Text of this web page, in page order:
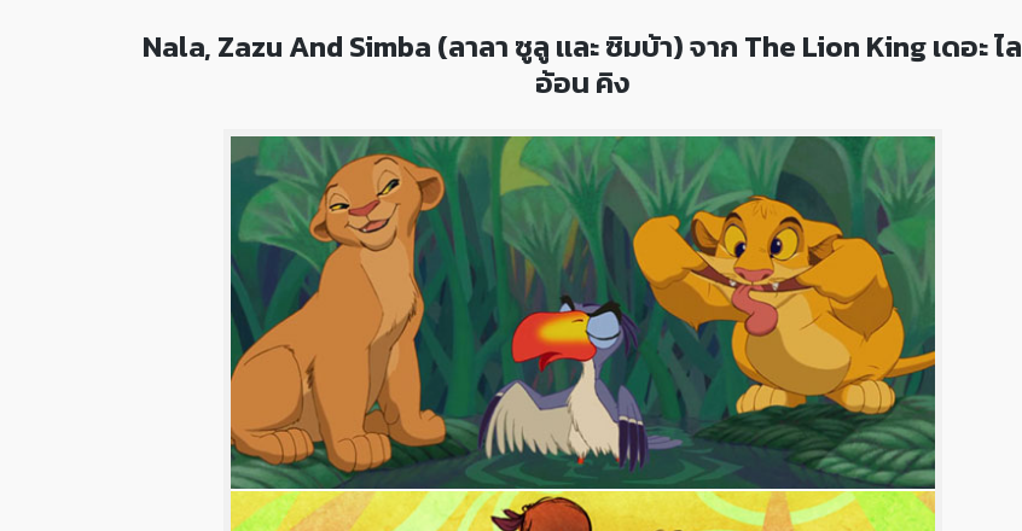
Nala, Zazu And Simba (ลาลา ซูลู เเละ ซิมบ้า) จาก The Lion King เดอะ ไล
อ้อน คิง